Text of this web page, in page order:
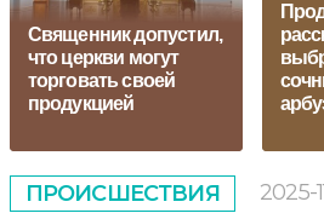
Священник допустил,
что церкви могут
торговать своей
продукцией
ПРОИСШЕСТВИЯ 2025-